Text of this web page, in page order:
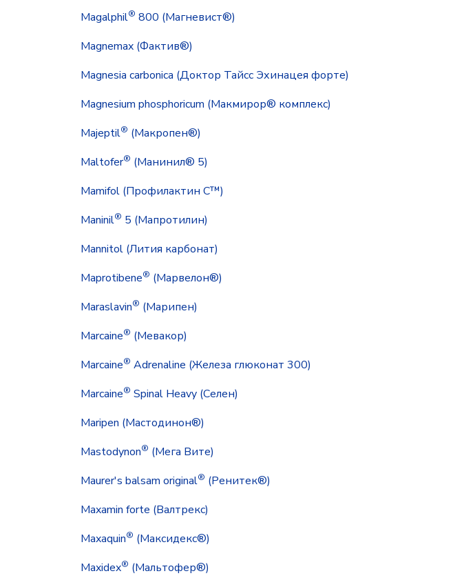
Magalphil® 800 (Магневист®)
Magnemax (Фактив®)
Magnesia carbonica (Доктор Тайсс Эхинацея форте)
Magnesium phosphoricum (Макмирор® комплекс)
Majeptil® (Макропен®)
Maltofer® (Манинил® 5)
Mamifol (Профилактин С™)
Maninil® 5 (Мапротилин)
Mannitol (Лития карбонат)
Maprotibene® (Марвелон®)
Maraslavin® (Марипен)
Marcaine® (Мевакор)
Marcaine® Adrenaline (Железа глюконат 300)
Marcaine® Spinal Heavy (Селен)
Maripen (Мастодинон®)
Mastodynon® (Мега Вите)
Maurer's balsam original® (Ренитек®)
Maxamin forte (Валтрекс)
Maxaquin® (Максидекс®)
Maxidex® (Мальтофер®)